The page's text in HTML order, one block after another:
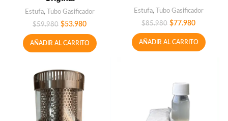
Estufa, Tubo Gasificador
$59.980 $53.980
AÑADIR AL CARRITO
Estufa, Tubo Gasificador
$85.980 $77.980
AÑADIR AL CARRITO